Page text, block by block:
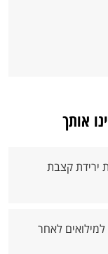
אותך
ירידת קצבת
לאחר